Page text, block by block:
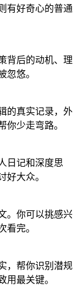
有好奇心的普通
背后的动机、理
忽悠。
的真实记录，外
你少走弯路。
日记和深度思
好大众。
。你可以挑感兴
看完。
，帮你识别潜规
用最关键。